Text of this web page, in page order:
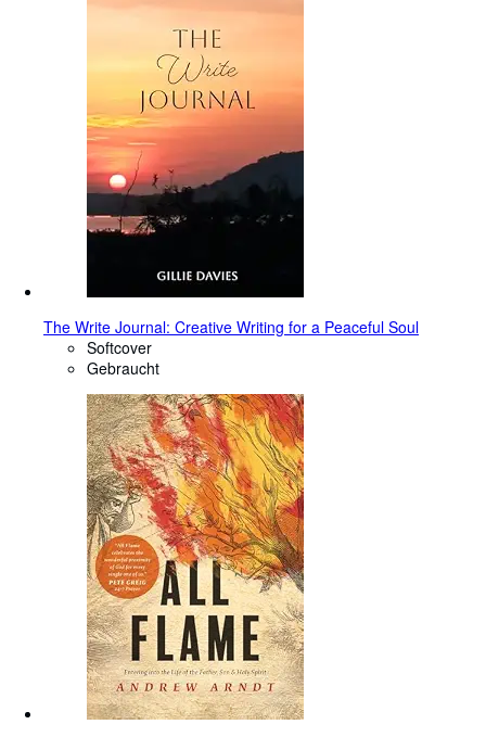
The Write Journal: Creative Writing for a Peaceful Soul
Softcover
Gebraucht